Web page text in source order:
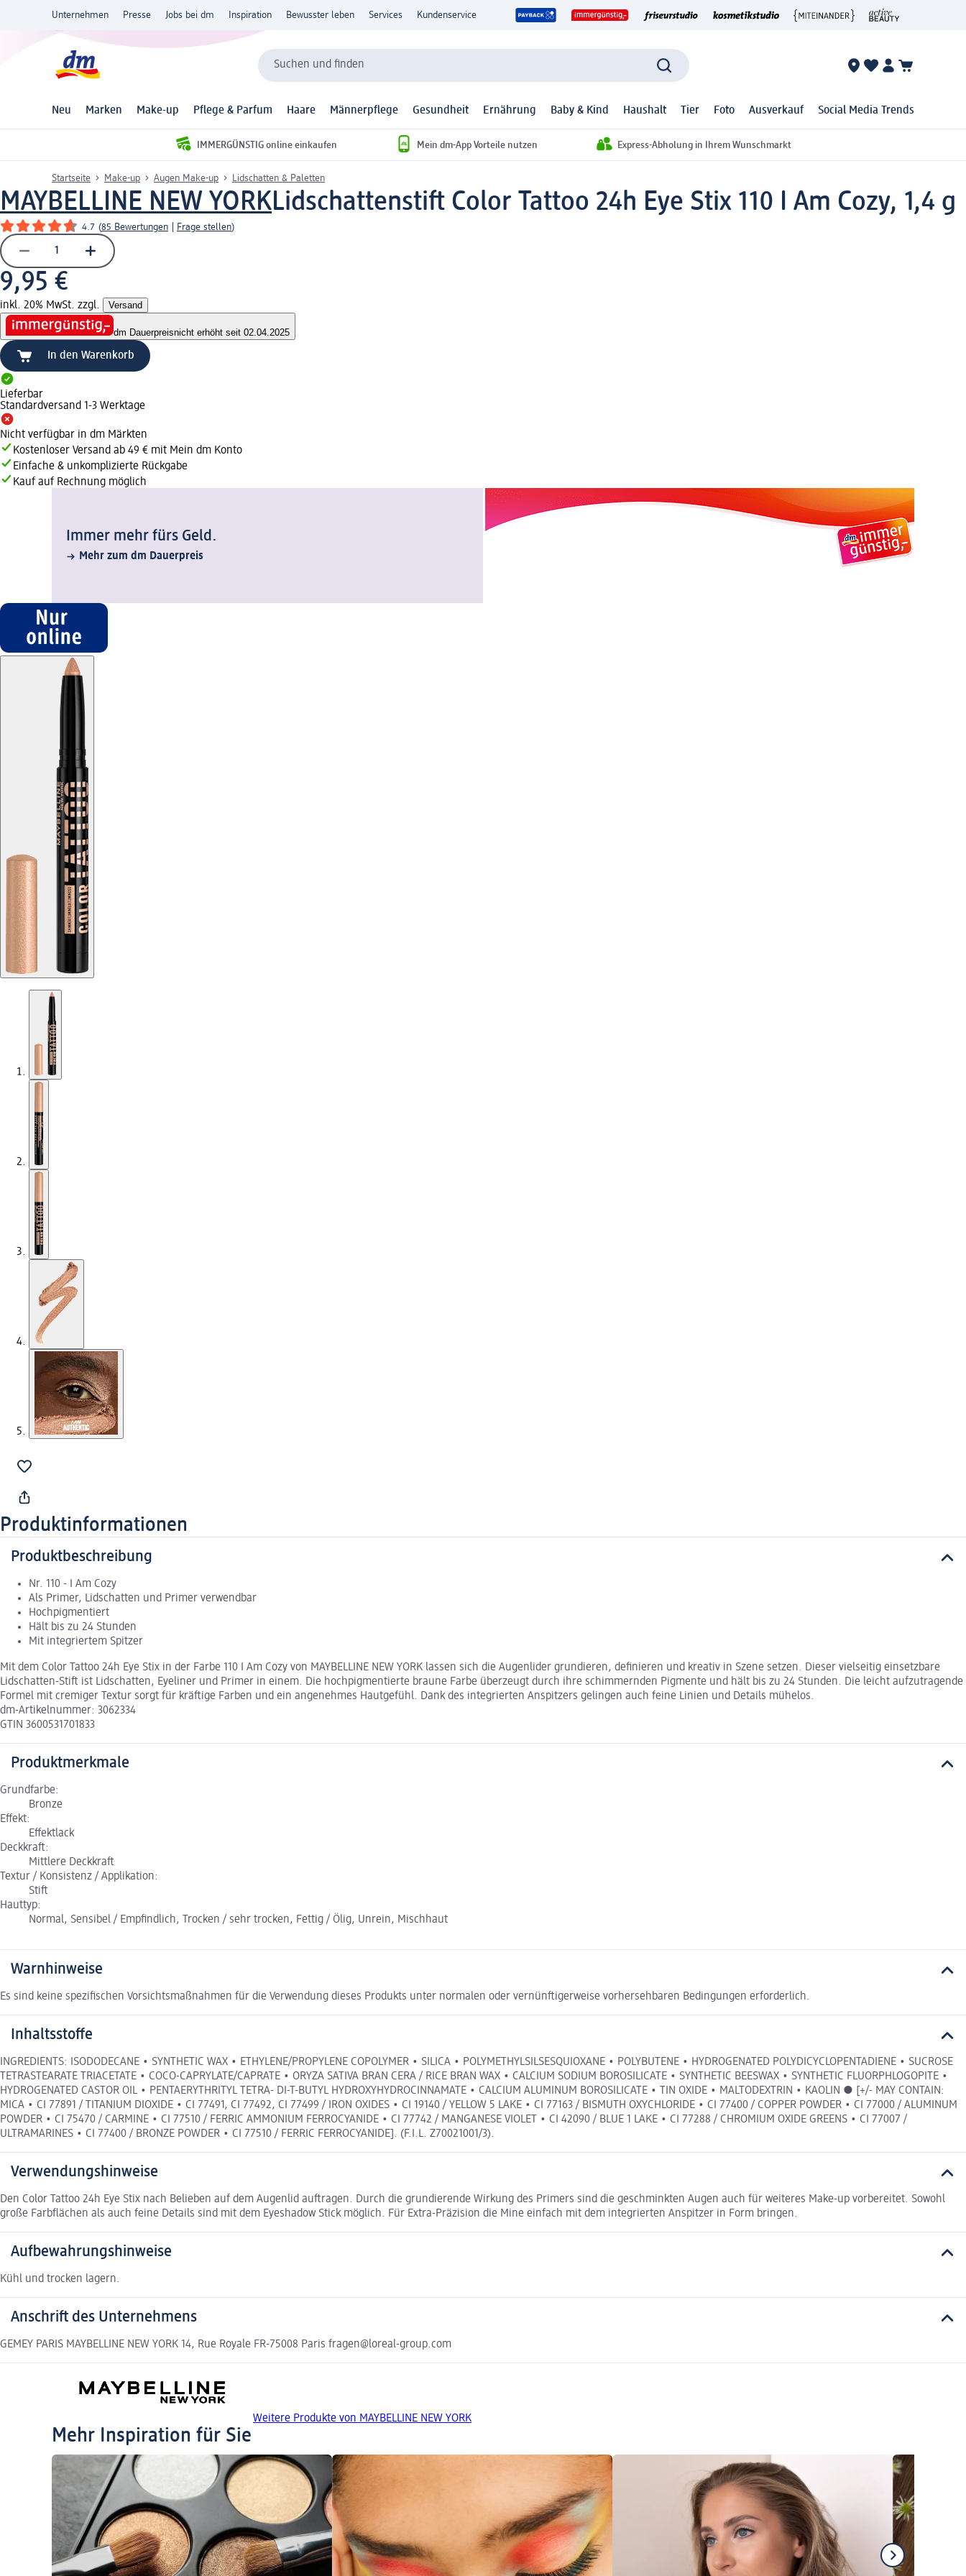
Unternehmen Presse Jobs bei dm Inspiration Bewusster leben Services Kundenservice
Suchen und finden
Neu Marken Make-up Pflege & Parfum Haare Männerpflege Gesundheit Ernährung Baby & Kind Haushalt Tier Foto Ausverkauf Social Media Trends
IMMERGÜNSTIG online einkaufen Mein dm-App Vorteile nutzen Express-Abholung in Ihrem Wunschmarkt
Startseite Make-up Augen Make-up Lidschatten & Paletten
MAYBELLINE NEW YORKLidschattenstift Color Tattoo 24h Eye Stix 110 I Am Cozy, 1,4 g
4.7 (85 Bewertungen Frage stellen)
9,95 €
inkl. 20% MwSt. zzgl. Versand
dm Dauerpreisnicht erhöht seit 02.04.2025
In den Warenkorb
Lieferbar
Standardversand 1-3 Werktage
Nicht verfügbar in dm Märkten
Kostenloser Versand ab 49 € mit Mein dm Konto
Einfache & unkomplizierte Rückgabe
Kauf auf Rechnung möglich
Immer mehr fürs Geld.
Mehr zum dm Dauerpreis
Produktinformationen
Produktbeschreibung
Nr. 110 - I Am Cozy
Als Primer, Lidschatten und Primer verwendbar
Hochpigmentiert
Hält bis zu 24 Stunden
Mit integriertem Spitzer
Mit dem Color Tattoo 24h Eye Stix in der Farbe 110 I Am Cozy von MAYBELLINE NEW YORK lassen sich die Augenlider grundieren, definieren und kreativ in Szene setzen. Dieser vielseitig einsetzbare
Lidschatten-Stift ist Lidschatten, Eyeliner und Primer in einem. Die hochpigmentierte braune Farbe überzeugt durch ihre schimmernden Pigmente und hält bis zu 24 Stunden. Die leicht aufzutragende
Formel mit cremiger Textur sorgt für kräftige Farben und ein angenehmes Hautgefühl. Dank des integrierten Anspitzers gelingen auch feine Linien und Details mühelos.
dm-Artikelnummer: 3062334
GTIN 3600531701833
Produktmerkmale
Grundfarbe:
Bronze
Effekt:
Effektlack
Deckkraft:
Mittlere Deckkraft
Textur / Konsistenz / Applikation:
Stift
Hauttyp:
Normal, Sensibel / Empfindlich, Trocken / sehr trocken, Fettig / Ölig, Unrein, Mischhaut
Warnhinweise
Es sind keine spezifischen Vorsichtsmaßnahmen für die Verwendung dieses Produkts unter normalen oder vernünftigerweise vorhersehbaren Bedingungen erforderlich.
Inhaltsstoffe
INGREDIENTS: ISODODECANE • SYNTHETIC WAX • ETHYLENE/PROPYLENE COPOLYMER • SILICA • POLYMETHYLSILSESQUIOXANE • POLYBUTENE • HYDROGENATED POLYDICYCLOPENTADIENE • SUCROSE
TETRASTEARATE TRIACETATE • COCO-CAPRYLATE/CAPRATE • ORYZA SATIVA BRAN CERA / RICE BRAN WAX • CALCIUM SODIUM BOROSILICATE • SYNTHETIC BEESWAX • SYNTHETIC FLUORPHLOGOPITE •
HYDROGENATED CASTOR OIL • PENTAERYTHRITYL TETRA- DI-T-BUTYL HYDROXYHYDROCINNAMATE • CALCIUM ALUMINUM BOROSILICATE • TIN OXIDE • MALTODEXTRIN • KAOLIN ● [+/- MAY CONTAIN:
MICA • CI 77891 / TITANIUM DIOXIDE • CI 77491, CI 77492, CI 77499 / IRON OXIDES • CI 19140 / YELLOW 5 LAKE • CI 77163 / BISMUTH OXYCHLORIDE • CI 77400 / COPPER POWDER • CI 77000 / ALUMINUM
POWDER • CI 75470 / CARMINE • CI 77510 / FERRIC AMMONIUM FERROCYANIDE • CI 77742 / MANGANESE VIOLET • CI 42090 / BLUE 1 LAKE • CI 77288 / CHROMIUM OXIDE GREENS • CI 77007 /
ULTRAMARINES • CI 77400 / BRONZE POWDER • CI 77510 / FERRIC FERROCYANIDE]. (F.I.L. Z70021001/3).
Verwendungshinweise
Den Color Tattoo 24h Eye Stix nach Belieben auf dem Augenlid auftragen. Durch die grundierende Wirkung des Primers sind die geschminkten Augen auch für weiteres Make-up vorbereitet. Sowohl
große Farbflächen als auch feine Details sind mit dem Eyeshadow Stick möglich. Für Extra-Präzision die Mine einfach mit dem integrierten Anspitzer in Form bringen.
Aufbewahrungshinweise
Kühl und trocken lagern.
Anschrift des Unternehmens
GEMEY PARIS MAYBELLINE NEW YORK 14, Rue Royale FR-75008 Paris fragen@loreal-group.com
Weitere Produkte von MAYBELLINE NEW YORK
Mehr Inspiration für Sie